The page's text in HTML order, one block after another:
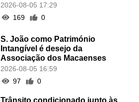
2026-08-05 17:29
169
0
S. João como Património
Intangível é desejo da
Associação dos Macaenses
2026-08-05 16:59
97
0
Trânsito condicionado junto às